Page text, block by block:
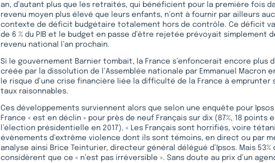
an, d’autant plus que les retraités, qui bénéficient pour la première fois
revenu moyen plus élevé que leurs enfants, n’ont à fournir par ailleurs
contexte de déficit budgétaire totalement hors de contrôle. Ce déficit va
de 6 % du PIB et le budget en passe d’être rejetée prévoyait simplement
revenu national l’an prochain.
Si le gouvernement Barnier tombait, la France s’enfoncerait encore plus
créée par la dissolution de l’Assemblée nationale par Emmanuel Macron
le risque d’une crise financière liée la difficulté de la France à emprunter
taux raisonnables.
Ces développements surviennent alors que selon une enquête pour
France « est en déclin » pour près de neuf Français sur dix (87%, 18 points
l’élection présidentielle en 2017). « Les Français sont horrifiés, voire
évènements d’extrême violence dont ils sont témoins, en direct ou par
analyse ainsi Brice Teinturier, directeur général délégué d’Ipsos. Mais 53%
considèrent que ce « n’est pas irréversible ». Sans doute au prix d’un